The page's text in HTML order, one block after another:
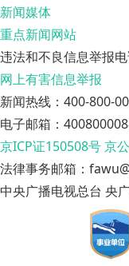
新闻媒体
重点新闻网站
违法和不良信息举报
网上有害信息举报
新闻热线：400-800-
电子邮箱：
京ICP证150508号京
法律事务邮箱：
中央广播电视总台 央